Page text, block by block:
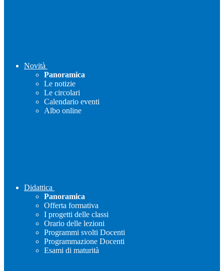
Novità
Panoramica
Le notizie
Le circolari
Calendario eventi
Albo online
Didattica
Panoramica
Offerta formativa
I progetti delle classi
Orario delle lezioni
Programmi svolti Docenti
Programmazione Docenti
Esami di maturità